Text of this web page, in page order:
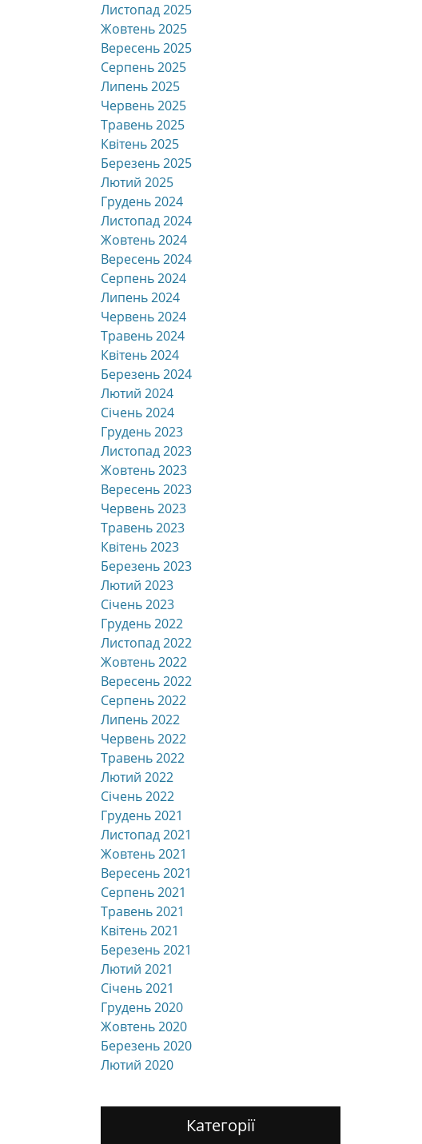
Листопад 2025
Жовтень 2025
Вересень 2025
Серпень 2025
Липень 2025
Червень 2025
Травень 2025
Квітень 2025
Березень 2025
Лютий 2025
Грудень 2024
Листопад 2024
Жовтень 2024
Вересень 2024
Серпень 2024
Липень 2024
Червень 2024
Травень 2024
Квітень 2024
Березень 2024
Лютий 2024
Січень 2024
Грудень 2023
Листопад 2023
Жовтень 2023
Вересень 2023
Червень 2023
Травень 2023
Квітень 2023
Березень 2023
Лютий 2023
Січень 2023
Грудень 2022
Листопад 2022
Жовтень 2022
Вересень 2022
Серпень 2022
Липень 2022
Червень 2022
Травень 2022
Лютий 2022
Січень 2022
Грудень 2021
Листопад 2021
Жовтень 2021
Вересень 2021
Серпень 2021
Травень 2021
Квітень 2021
Березень 2021
Лютий 2021
Січень 2021
Грудень 2020
Жовтень 2020
Березень 2020
Лютий 2020
Категорії